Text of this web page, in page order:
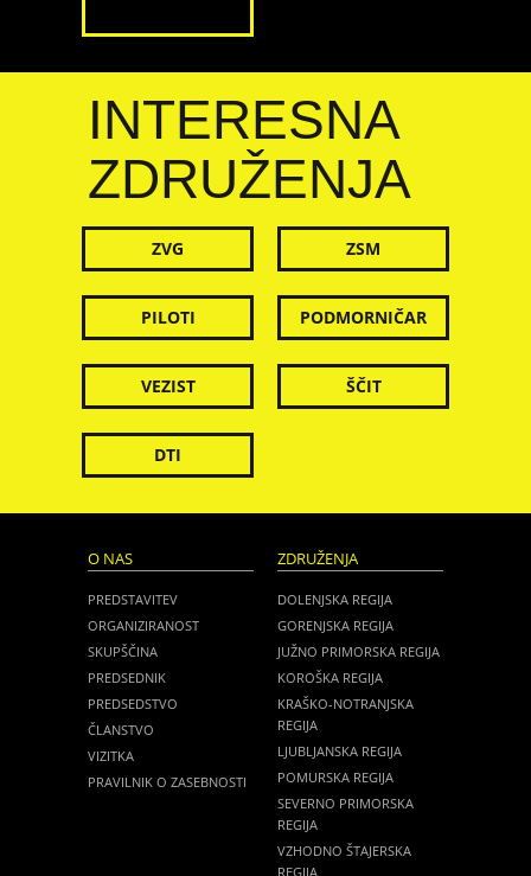
INTERESNA
ZDRUŽENJA
ZVG ZSM
PILOTI PODMORNIČAR
VEZIST ŠČIT
DTI
O NAS
PREDSTAVITEV
ORGANIZIRANOST
SKUPŠČINA
PREDSEDNIK
PREDSEDSTVO
ČLANSTVO
VIZITKA
PRAVILNIK O ZASEBNOSTI
ZDRUŽENJA
DOLENJSKA REGIJA
GORENJSKA REGIJA
JUŽNO PRIMORSKA REGIJA
KOROŠKA REGIJA
KRAŠKO-NOTRANJSKA
REGIJA
LJUBLJANSKA REGIJA
POMURSKA REGIJA
SEVERNO PRIMORSKA
REGIJA
VZHODNO ŠTAJERSKA
REGIJA